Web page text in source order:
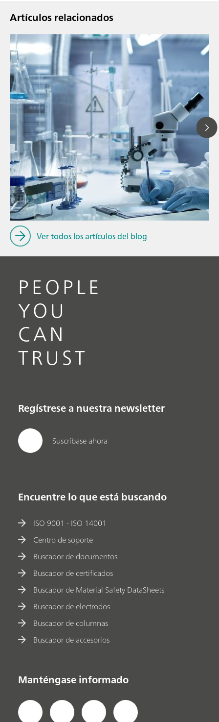
Artículos relacionados
// Blog post
// Conocimiento general
// Análisis de proceso
Ver todos los artículos del blog
PEOPLE
YOU
CAN
TRUST
Regístrese a nuestra newsletter
Suscríbase ahora
Encuentre lo que está buscando
ISO 9001 - ISO 14001
Centro de soporte
Buscador de documentos
Buscador de certificados
Buscador de Material Safety DataSheets
Buscador de electrodos
Buscador de columnas
Buscador de accesorios
Manténgase informado